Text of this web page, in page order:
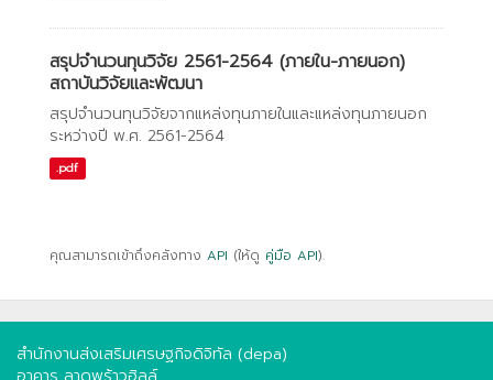
สรุปจำนวนทุนวิจัย 2561-2564 (ภายใน-ภายนอก)
สถาบันวิจัยและพัฒนา
สรุปจำนวนทุนวิจัยจากแหล่งทุนภายในและแหล่งทุนภายนอก
ระหว่างปี พ.ศ. 2561-2564
.pdf
คุณสามารถเข้าถึงคลังทาง API (ให้ดู คู่มือ API).
สำนักงานส่งเสริมเศรษฐกิจดิจิทัล (depa)